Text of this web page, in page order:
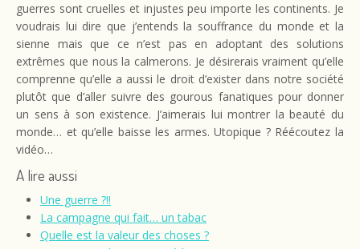
guerres sont cruelles et injustes peu importe les continents. Je
voudrais lui dire que j’entends la souffrance du monde et la
sienne mais que ce n’est pas en adoptant des solutions
extrêmes que nous la calmerons. Je désirerais vraiment qu’elle
comprenne qu’elle a aussi le droit d’exister dans notre société
plutôt que d’aller suivre des gourous fanatiques pour donner
un sens à son existence. J’aimerais lui montrer la beauté du
monde… et qu’elle baisse les armes. Utopique ? Réécoutez la
vidéo…
A lire aussi
Une guerre ?!!
La campagne qui fait… un tabac
Quelle est la valeur des choses ?